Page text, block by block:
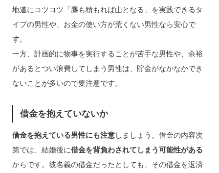
地道にコツコツ「塵も積もれば山となる」を実践できるタ
イプの男性や、お金の使い方が荒くない男性なら安心で
す。
一方、計画的に物事を実行することが苦手な男性や、余裕
があるとつい浪費してしまう男性は、貯金がなかなかでき
ないことが多いので要注意です。
借金を抱えていないか
借金を抱えている男性にも注意しましょう。借金の内容次
第では、結婚後に借金を背負わされてしまう可能性がある
からです。彼名義の借金だったとしても、その借金を返済